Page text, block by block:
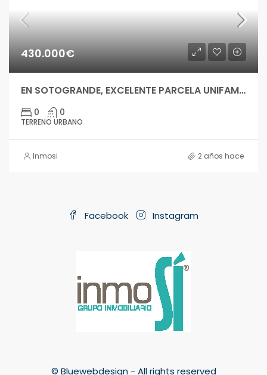
430.000€
EN SOTOGRANDE, EXCELENTE PARCELA UNIFAMILIAR – imsofc039
0 0
TERRENO URBANO
Inmosi 2 años hace
Facebook Instagram
© Bluewebdesign - All rights reserved